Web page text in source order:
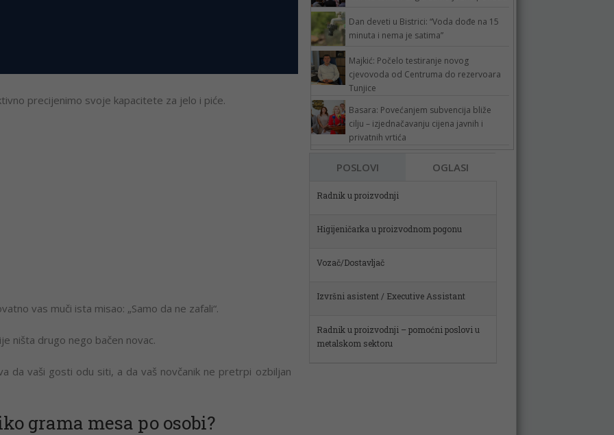
precijenimo svoje kapacitete za jelo i piće.
vas muči ista misao: „Samo da ne zafali“.
ništa drugo nego bačen novac.
da vaši gosti odu siti, a da vaš novčanik ne pretrpi ozbiljan
grama mesa po osobi?
Dan deveti u Bistrici: “Voda dođe na 15
minuta i nema je satima”
Majkić: Počelo testiranje novog
cjevovoda od Centruma do rezervoara
Tunjice
Basara: Povećanjem subvencija bliže
cilju – izjednačavanju cijena javnih i
privatnih vrtića
POSLOVI OGLASI
Higijeničarka u proizvodnom pogonu
Vozač/Dostavljač
Izvršni asistent / Executive Assistant
Radnik u proizvodnji – pomoćni poslovi u
Spremačica